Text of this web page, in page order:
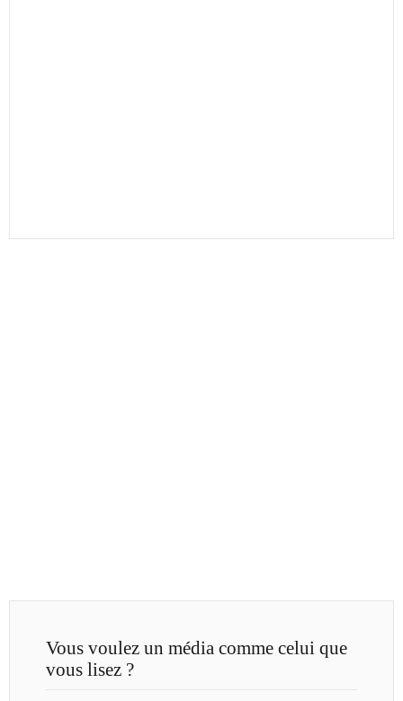
Vous voulez un média comme celui que
vous lisez ?